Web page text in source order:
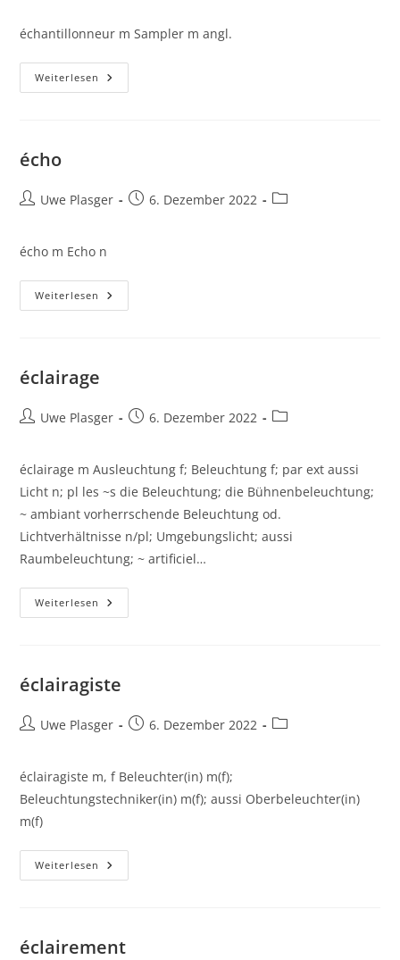
échantillonneur m Sampler m angl.
Weiterlesen Échantillonneur
écho
Beitrags-
Uwe Plasger
Beitrag6. Dezember 2022
Beitrags-
écho m Echo n
Weiterlesen Écho
éclairage
Beitrags-
Uwe Plasger
Beitrag6. Dezember 2022
Beitrags-
éclairage m Ausleuchtung f; Beleuchtung f; par ext aussi
Licht n; pl les ~s die Beleuchtung; die Bühnenbeleuchtung;
~ ambiant vorherrschende Beleuchtung od.
Lichtverhältnisse n/pl; Umgebungslicht; aussi
Raumbeleuchtung; ~ artificiel…
Weiterlesen Éclairage
éclairagiste
Beitrags-
Uwe Plasger
Beitrag6. Dezember 2022
Beitrags-
éclairagiste m, f Beleuchter(in) m(f);
Beleuchtungstechniker(in) m(f); aussi Oberbeleuchter(in)
m(f)
Weiterlesen Éclairagiste
éclairement